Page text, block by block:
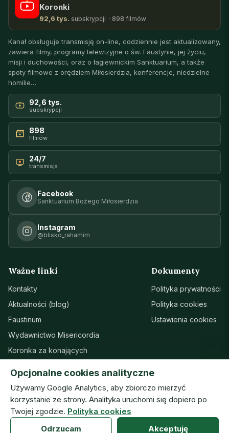
Koronki
92,6 tys. subskrypcji · 898 filmów
Kanał obsługuje transmisję on-line, codziennie jest aktualizowany,
zawiera filmy, programy telewizyjne o św. Faustynie, jej życiu,
misji i duchowości, oraz o łagiewnickim Sanktuarium, a także
spoty filmowe z orędziem Miłosierdzia, konferencje, niedzielne
homilie…
92,6 tys.
subskrypcji
898
filmów
24/7
transmisja
Facebook
Sanktuarium Bożego Miłosierdzia
Instagram
@blisko_rahamim
Ważne linki
Kontakty
Aktualności (blog)
Faustinum
Wydawnictwo Misericordia
Koronka za konających
Wsparcie
Dokumenty
Polityka prywatności
Polityka cookies
Ustawienia cookies
© Zgromadzenie Sióstr Matki Bożej Miłosierdzia · ISMM
Opcjonalne cookies analityczne
Używamy Google Analytics, aby zbiorczo mierzyć
korzystanie ze strony. Analityka uruchomi się dopiero po
Twojej zgodzie. Polityka cookies
Odrzucam
Akceptuję